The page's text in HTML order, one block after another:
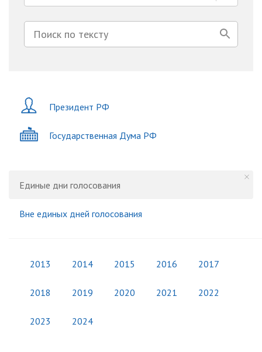
Президент РФ
Государственная Дума РФ
Единые дни голосования
Вне единых дней голосования
2013 2014 2015 2016 2017
2018 2019 2020 2021 2022
2023 2024